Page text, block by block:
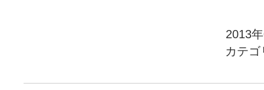
2013
カテ